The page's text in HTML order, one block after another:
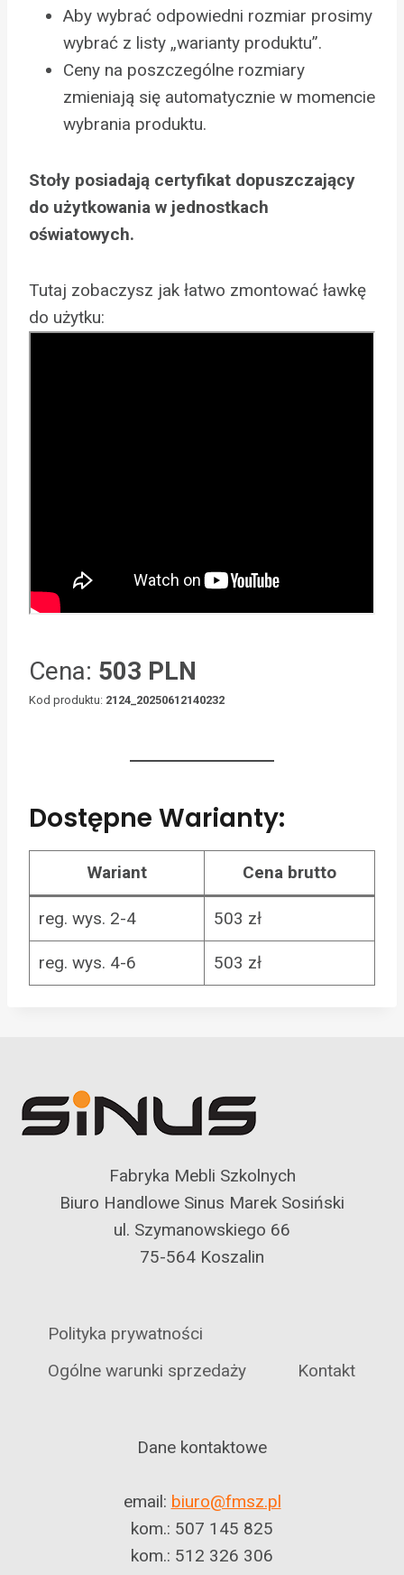
Aby wybrać odpowiedni rozmiar prosimy
wybrać z listy „warianty produktu”.
Ceny na poszczególne rozmiary
zmieniają się automatycznie w momencie
wybrania produktu.
Stoły posiadają certyfikat dopuszczający
do użytkowania w jednostkach
oświatowych.
Tutaj zobaczysz jak łatwo zmontować ławkę
do użytku:
Cena: 503 PLN
Kod produktu: 2124_20250612140232
Dostępne Warianty:
Wariant Cena brutto
reg. wys. 2-4 503 zł
reg. wys. 4-6 503 zł
Fabryka Mebli Szkolnych
Biuro Handlowe Sinus Marek Sosiński
ul. Szymanowskiego 66
75-564 Koszalin
Polityka prywatności
Ogólne warunki sprzedaży
Kontakt
Dane kontaktowe
email: biuro@fmsz.pl
kom.: 507 145 825
kom.: 512 326 306